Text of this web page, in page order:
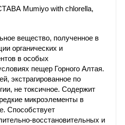
Mumiyo with chlorella,
вещество, полученное в
органических и
в особых
пещер Горного Алтая.
экстрагированное по
не токсичное. Содержит
микроэлементы в
Способствует
восстановительных и